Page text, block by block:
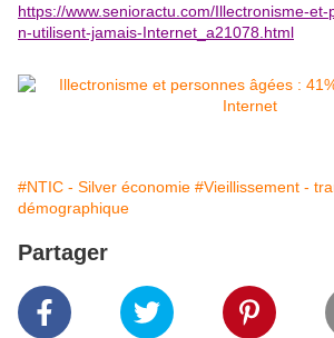
https://www.senioractu.com/Illectronisme-
n-utilisent-jamais-Internet_a21078.html
#NTIC - Silver économie #Vieillissement -
démographique
Partager